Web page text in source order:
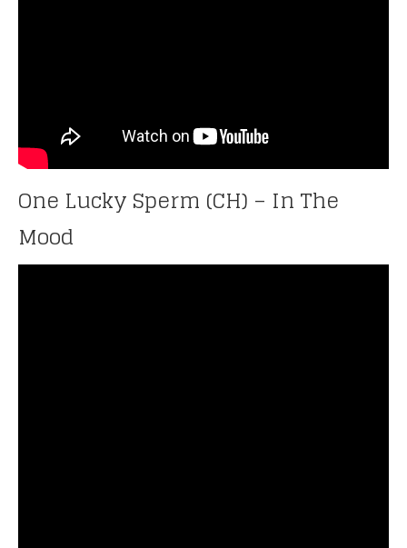
One Lucky Sperm (CH) – In The
Mood